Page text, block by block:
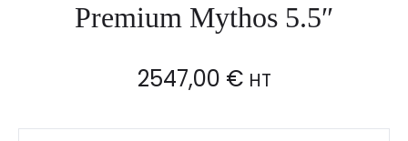
Premium Mythos 5.5″
2547,00 € HT